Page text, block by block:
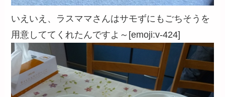
いえいえ、ラスママさんはサモずにもごちそうを
用意しててくれたんですよ～[emoji:v-424]